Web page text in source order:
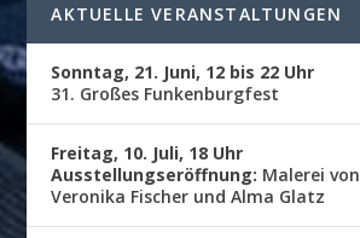
AKTUELLE VERANSTALTUNGEN
Sonntag, 21. Juni, 12 bis 22 Uhr
31. Großes Funkenburgfest
Freitag, 10. Juli, 18 Uhr
Ausstellungseröffnung: Malerei von
Veronika Fischer und Alma Glatz